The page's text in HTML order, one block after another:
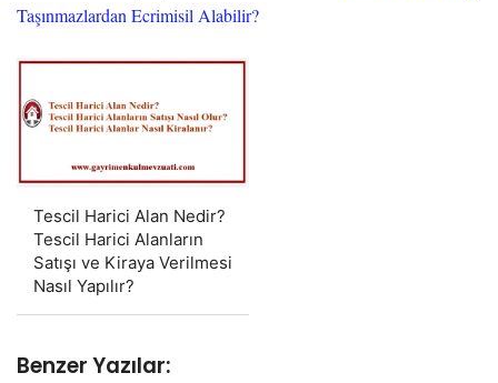
Taşınmazlardan Ecrimisil Alabilir?
Tescil Harici Alan Nedir?
Tescil Harici Alanların
Satışı ve Kiraya Verilmesi
Nasıl Yapılır?
Benzer Yazılar: